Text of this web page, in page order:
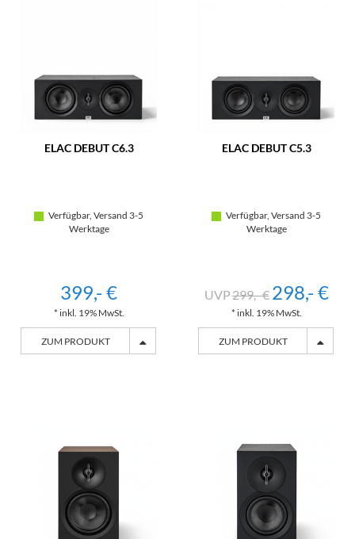
ELAC DEBUT C6.3
Verfügbar, Versand 3-5
Werktage
399,- €
* inkl. 19% MwSt.
ZUM PRODUKT
ELAC DEBUT C5.3
Verfügbar, Versand 3-5
Werktage
299,- € 298,- €
* inkl. 19% MwSt.
ZUM PRODUKT